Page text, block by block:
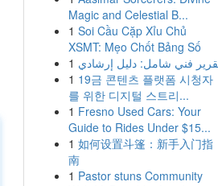
Magic and Celestial B...
1 Soi Cầu Cặp Xỉu Chủ
XSMT: Mẹo Chốt Bảng Số
1 فني شامل: دليل إرشادي
1 19금 콘텐츠 플랫폼 시청자
를 위한 디지털 스트리...
1 Fresno Used Cars: Your
Guide to Rides Under $15...
1 如何设置斗篷：新手入门指
南
1 Pastor stuns Community